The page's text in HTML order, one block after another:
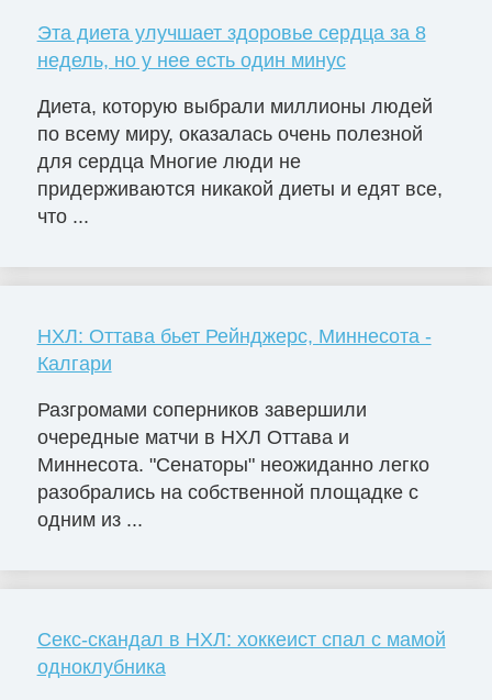
Эта диета улучшает здоровье сердца за 8
недель, но у нее есть один минус
Диета, которую выбрали миллионы людей
по всему миру, оказалась очень полезной
для сердца Многие люди не
придерживаются никакой диеты и едят все,
что ...
НХЛ: Оттава бьет Рейнджерс, Миннесота -
Калгари
Разгромами соперников завершили
очередные матчи в НХЛ Оттава и
Миннесота. "Сенаторы" неожиданно легко
разобрались на собственной площадке с
одним из ...
Секс-скандал в НХЛ: хоккеист спал с мамой
одноклубника